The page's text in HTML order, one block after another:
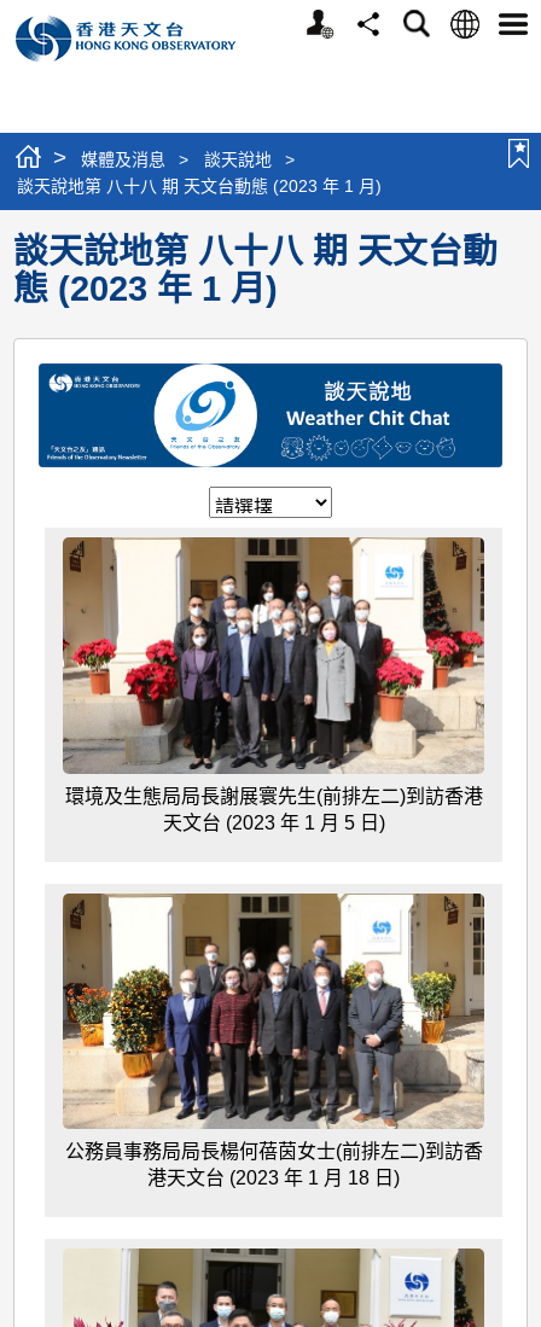
個
分
搜
語
選
> 媒體及消息 > 談天說地
>
談天說地第 八十八 期 天文台動態 (2023 年 1 月)
談天說地第 八十八 期 天文台動
態 (2023 年 1 月)
環境及生態局局長謝展寰先生(前排左二)到訪香港
天文台 (2023 年 1 月 5 日)
公務員事務局局長楊何蓓茵女士(前排左二)到訪香
港天文台 (2023 年 1 月 18 日)